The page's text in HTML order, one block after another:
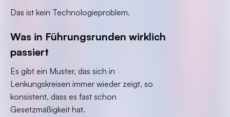
Das ist kein Technologieproblem.
Was in Führungsrunden wirklich
passiert
Es gibt ein Muster, das sich in
Lenkungskreisen immer wieder zeigt, so
konsistent, dass es fast schon
Gesetzmäßigkeit hat.